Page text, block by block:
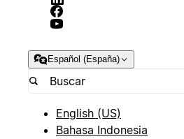
Español (España)
English (US)
Bahasa Indonesia